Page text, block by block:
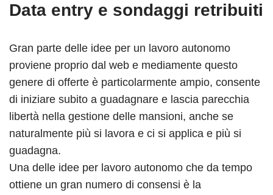
Data entry e sondaggi retribuiti
Gran parte delle idee per un lavoro autonomo
proviene proprio dal web e mediamente questo
genere di offerte è particolarmente ampio, consente
di iniziare subito a guadagnare e lascia parecchia
libertà nella gestione delle mansioni, anche se
naturalmente più si lavora e ci si applica e più si
guadagna.
Una delle idee per lavoro autonomo che da tempo
ottiene un gran numero di consensi è la